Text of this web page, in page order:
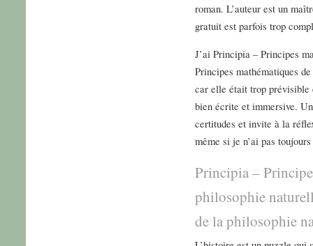
roman. L’auteur est un
gratuit est parfois trop
J’ai Principia – Principes
Principes mathématiques
car elle était trop prévisible
bien écrite et immersive.
certitudes et invite à la
même si je n’ai pas
Principia –
philosophie
de la philosophie